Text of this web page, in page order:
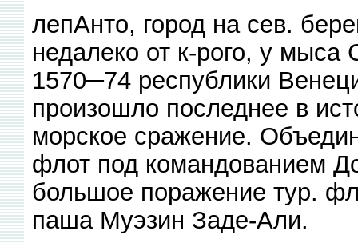
лепАнто, город на сев.
недалеко от к-рого, у
1570─74 республики
произошло последнее в
морское сражение.
флот под командованием
большое поражение тур.
паша Муэзин Заде-Али.